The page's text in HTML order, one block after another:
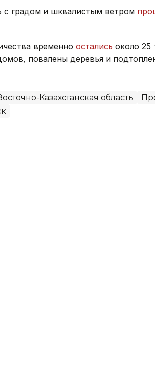
с градом и шквалистым ветром
временно остались около 25
повалены деревья и
Казахстанская область